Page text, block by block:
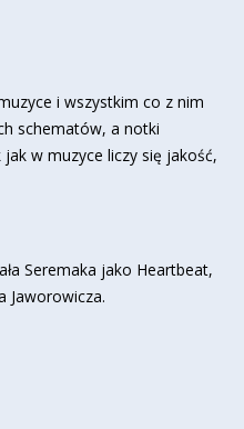
i wszystkim co z nim
schematów, a notki
w muzyce liczy się jakość,
Seremaka jako Heartbeat,
Jaworowicza.